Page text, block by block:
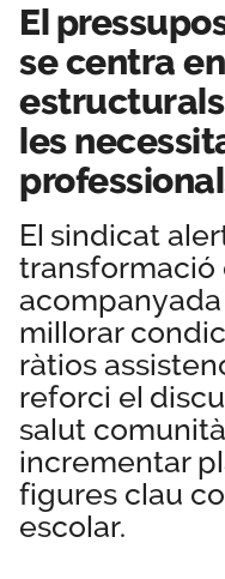
Estructura
Transparencia
Seccions sindicals
Serveis
Avantatges
Actualitat
Noticies
Documents
Temes
Sala de premsa
CA ES
Contacta'ns
El
se centra
les
El sindicat
transformació
millorar
ràtios
reforci el
salut
incrementar
figures clau
escolar.